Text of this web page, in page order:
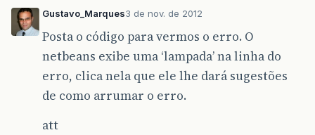
Gustavo_Marques3 de nov. de 2012
Posta o código para vermos o erro. O
netbeans exibe uma ‘lampada’ na linha do
erro, clica nela que ele lhe dará sugestões
de como arrumar o erro.
att